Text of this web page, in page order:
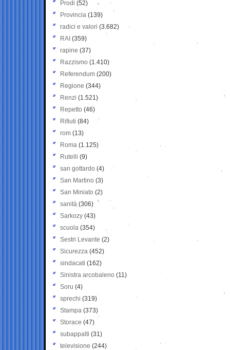
Prodi (52)
Provincia (139)
radici e valori (3.682)
RAI (359)
rapine (37)
Razzismo (1.410)
Referendum (200)
Regione (344)
Renzi (1.521)
Repetto (46)
Rifiuti (84)
rom (13)
Roma (1.125)
Rutelli (9)
san gottardo (4)
San Martino (3)
San Miniato (2)
sanità (306)
Sarkozy (43)
scuola (354)
Sestri Levante (2)
Sicurezza (452)
sindacati (162)
Sinistra arcobaleno (11)
Soru (4)
sprechi (319)
Stampa (373)
Storace (47)
subappalti (31)
televisione(244)